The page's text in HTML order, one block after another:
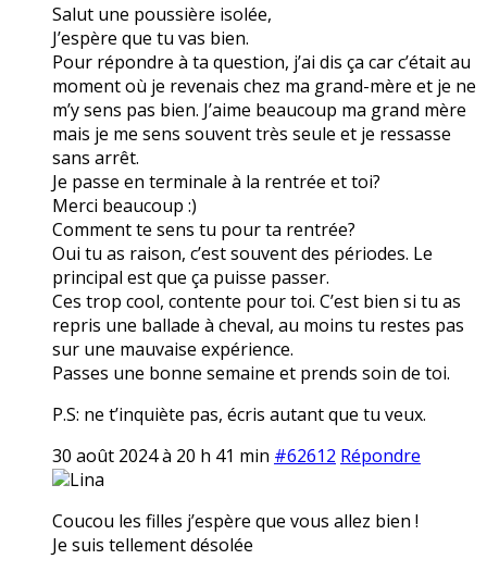
Salut une poussière isolée,
J’espère que tu vas bien.
Pour répondre à ta question, j’ai dis ça car c’était au
moment où je revenais chez ma grand-mère et je ne
m’y sens pas bien. J’aime beaucoup ma grand mère
mais je me sens souvent très seule et je ressasse
sans arrêt.
Je passe en terminale à la rentrée et toi?
Merci beaucoup :)
Comment te sens tu pour ta rentrée?
Oui tu as raison, c’est souvent des périodes. Le
principal est que ça puisse passer.
Ces trop cool, contente pour toi. C’est bien si tu as
repris une ballade à cheval, au moins tu restes pas
sur une mauvaise expérience.
Passes une bonne semaine et prends soin de toi.
P.S: ne t’inquiète pas, écris autant que tu veux.
30 août 2024 à 20 h 41 min #62612 Répondre
Lina
Coucou les filles j’espère que vous allez bien !
Je suis tellement désolée